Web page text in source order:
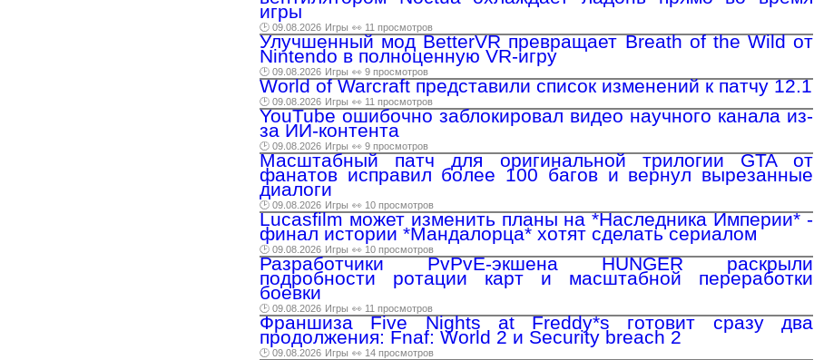
игры
🕑 09.08.2026 Игры 👀 11 просмотров
Улучшенный мод BetterVR превращает Breath of the Wild от
Nintendo в полноценную VR-игру
🕑 09.08.2026 Игры 👀 9 просмотров
World of Warcraft представили список изменений к патчу 12.1
🕑 09.08.2026 Игры 👀 11 просмотров
YouTube ошибочно заблокировал видео научного канала из-
за ИИ-контента
🕑 09.08.2026 Игры 👀 9 просмотров
Масштабный патч для оригинальной трилогии GTA от
фанатов исправил более 100 багов и вернул вырезанные
диалоги
🕑 09.08.2026 Игры 👀 10 просмотров
Lucasfilm может изменить планы на *Наследника Империи* -
финал истории *Мандалорца* хотят сделать сериалом
🕑 09.08.2026 Игры 👀 10 просмотров
Разработчики PvPvE-экшена HUNGER раскрыли
подробности ротации карт и масштабной переработки
боевки
🕑 09.08.2026 Игры 👀 11 просмотров
Франшиза Five Nights at Freddy*s готовит сразу два
продолжения: Fnaf: World 2 и Security breach 2
🕑 09.08.2026 Игры 👀 14 просмотров